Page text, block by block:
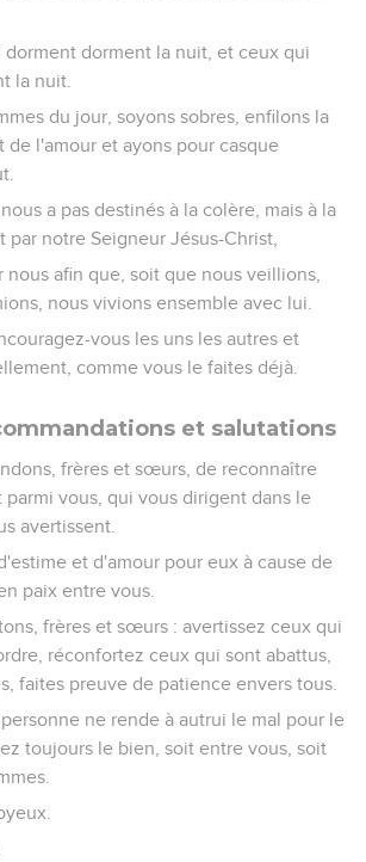
dorment dorment la nuit, et ceux qui
la nuit.
du jour, soyons sobres, enfilons la
de l'amour et ayons pour casque
a pas destinés à la colère, mais à la
par notre Seigneur Jésus-Christ,
nous afin que, soit que nous veillions,
nous vivions ensemble avec lui.
vous les uns les autres et
comme vous le faites déjà.
et salutations
frères et sœurs, de reconnaître
vous, qui vous dirigent dans le
avertissent.
et d'amour pour eux à cause de
paix entre vous.
frères et sœurs : avertissez ceux qui
réconfortez ceux qui sont abattus,
faites preuve de patience envers tous.
ne rende à autrui le mal pour le
toujours le bien, soit entre vous, soit